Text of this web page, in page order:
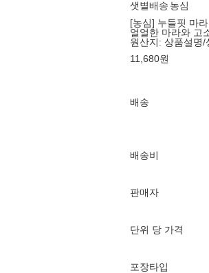
샛별배송 농심
[농심] 누들핏 마
얼얼한 마라와 고
원산지: 상품설명/
11,680원
배송
배송비
판매자
단위 당 가격
포장타입